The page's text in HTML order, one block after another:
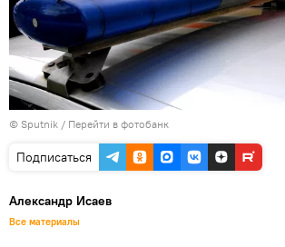
© Sputnik / Перейти в фотобанк
Подписаться
Александр Исаев
Все материалы